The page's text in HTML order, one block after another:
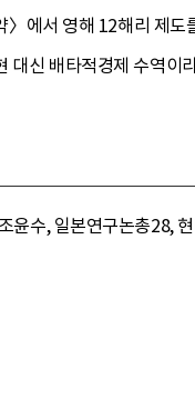
에서 영해 12해리 제도
대신 배타적경제 수역이
윤수, 일본연구논총28,